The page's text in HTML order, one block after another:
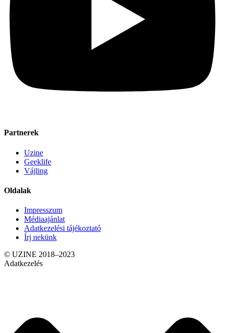
Partnerek
Uzine
Geeklife
Vájling
Oldalak
Impresszum
Médiaajánlat
Adatkezelési tájékoztató
Írj nekünk
© UZINE 2018–2023
Adatkezelés